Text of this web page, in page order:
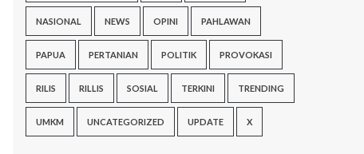
NASIONAL NEWS OPINI PAHLAWAN
PAPUA PERTANIAN POLITIK PROVOKASI
RILIS RILLIS SOSIAL TERKINI TRENDING
UMKM UNCATEGORIZED UPDATE X